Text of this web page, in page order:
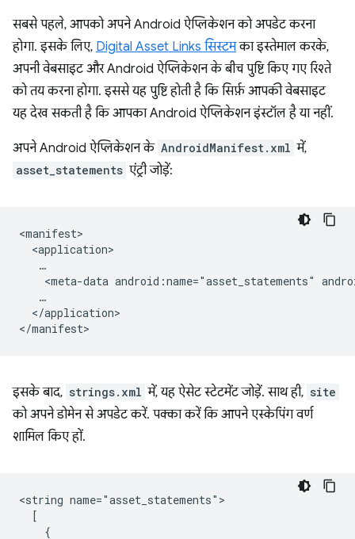
सबसे पहले, आपको अपने Android ऐप्लिकेशन को अपडेट करना
होगा. इसके लिए, Digital Asset Links सिस्टमका इस्तेमाल करके,
अपनी वेबसाइट और Android ऐप्लिकेशन के बीच पुष्टि किए गए रिश्ते
को तय करना होगा. इससे यह पुष्टि होती है कि सिर्फ़ आपकी वेबसाइट
यह देख सकती है कि आपका Android ऐप्लिकेशन इंस्टॉल है या नहीं.
अपने Android ऐप्लिकेशन के AndroidManifest.xml में,
asset_statements एंट्री जोड़ें:
<meta-data android:name="asset_statements"
</application>
इसके बाद, strings.xml में, यह ऐसेट स्टेटमेंट जोड़ें. साथ ही, site
को अपने डोमेन से अपडेट करें. पक्का करें कि आपने एस्केपिंग वर्ण
शामिल किए हों.
<string